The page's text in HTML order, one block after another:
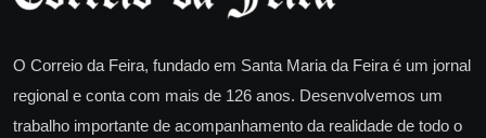
O Correio da Feira, fundado em Santa Maria da Feira é um jornal
regional e conta com mais de 126 anos. Desenvolvemos um
trabalho importante de acompanhamento da realidade de todo o